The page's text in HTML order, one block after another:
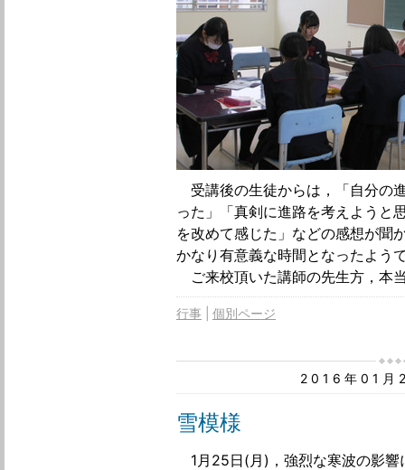
受講後の生徒からは，「自分の
った」「真剣に進路を考えようと
を改めて感じた」などの感想が聞
かなり有意義な時間となったよう
ご来校頂いた講師の先生方，本
行事 個別ページ
2016年01月
雪模様
1月25日(月)，強烈な寒波の影響